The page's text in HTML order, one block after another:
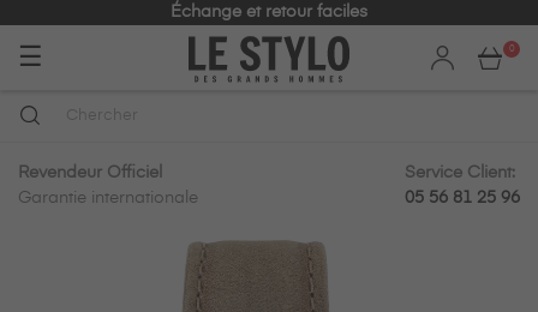
Échange et retour faciles
Basculer
navigation
☰ 0
Revendeur Officiel
Garantie internationale
Service Client:
05 56 81 25 96